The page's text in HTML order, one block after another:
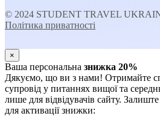
© 2024 STUDENT TRAVEL
Політика приватності
×
Ваша персональна знижка 20%
Дякуємо, що ви з нами! Отримайте
супровід у питаннях вищої та
лише для відвідувачів сайту.
для активації знижки: